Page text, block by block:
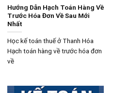
Hướng Dẫn Hạch Toán Hàng Về
Trước Hóa Đơn Về Sau Mới
Nhất
Học kế toán thuế ở Thanh Hóa
Hạch toán hàng về trước hóa đơn
về